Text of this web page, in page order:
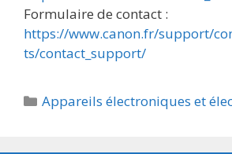
Formulaire de contact :
https://www.canon.fr/support/
ts/contact_support/
Catégories
Appareils électroniques et